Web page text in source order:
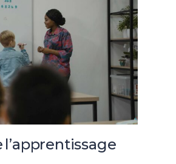
l’apprentissage